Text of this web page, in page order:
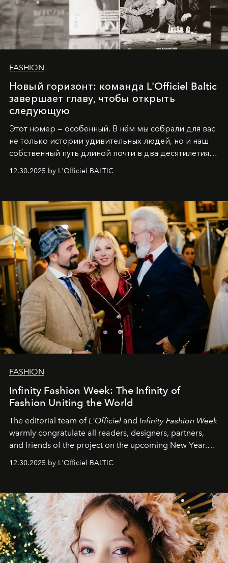
FASHION
Новый горизонт: команда L'Officiel Baltic
завершает главу, чтобы открыть
следующую
Этот номер — особенный. В нём мы собрали для вас
не только истории удивительных людей, но и наш
собственный путь длиной почти в два десятилетия.
души говорим спасибо каждому, кто был с нами все
самыми искренними пожеланиями и теплом, ваша
командаL’Officiel Baltic .
12.30.2025 by L'Officiel BALTIC
FASHION
Infinity Fashion Week: The Infinity of
Fashion Uniting the World
The editorial team of L'Officiel and Infinity Fashion Week
warmly congratulate all readers, designers, partners,
and friends of the project on the upcoming New Year.
achievements.
12.30.2025 by L'Officiel BALTIC